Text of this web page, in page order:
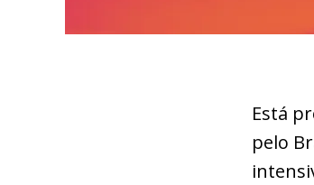
Está
pelo